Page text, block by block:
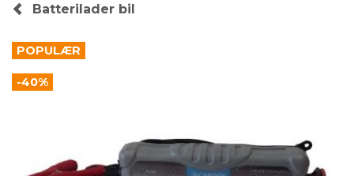
Batterilader bil
POPULÆR
-40%